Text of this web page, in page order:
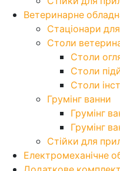
Ветеринарне
Стаціонари
Столи
Столи
Столи
Столи
Грумінг ванни
Грумінг
Грумінг
Стійки для
Електромеханічне